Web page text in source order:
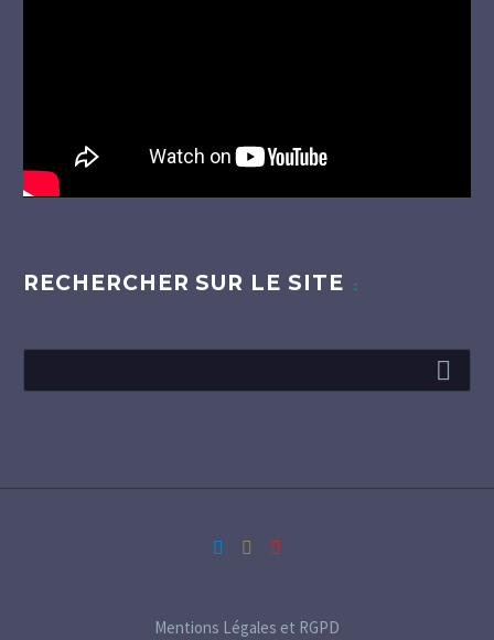
RECHERCHER SUR LE SITE
Mentions Légales et RGPD